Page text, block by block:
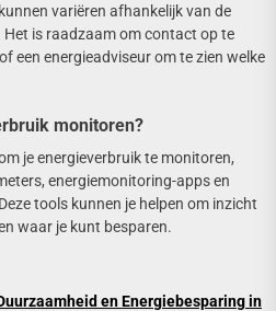
variëren afhankelijk van de
Het is raadzaam om contact op te
een energieadviseur om te zien welke
monitoren?
je energieverbruik te monitoren,
energiemonitoring-apps en
tools kunnen je helpen om inzicht
waar je kunt besparen.
en Energiebesparing in